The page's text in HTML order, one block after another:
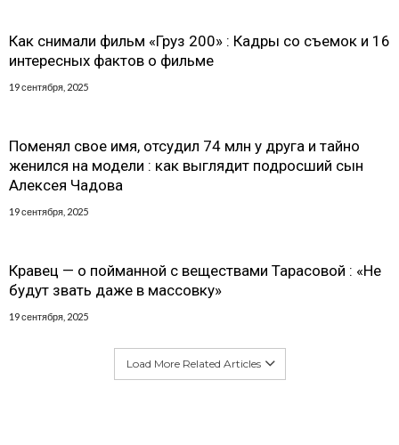
Как снимали фильм «Груз 200» : Кадры со съемок и 16
интересных фактов о фильме
19 сентября, 2025
Поменял свое имя, отсудил 74 млн у друга и тайно
женился на модели : как выглядит подросший сын
Алексея Чадова
19 сентября, 2025
Кравец — о пойманной с веществами Тарасовой : «Не
будут звать даже в массовку»
19 сентября, 2025
Load More Related Articles